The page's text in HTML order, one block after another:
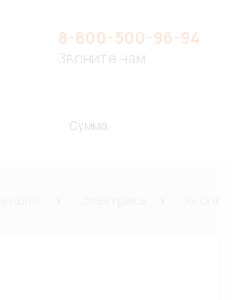
8-800-500-96-94
Звоните нам
Сумма